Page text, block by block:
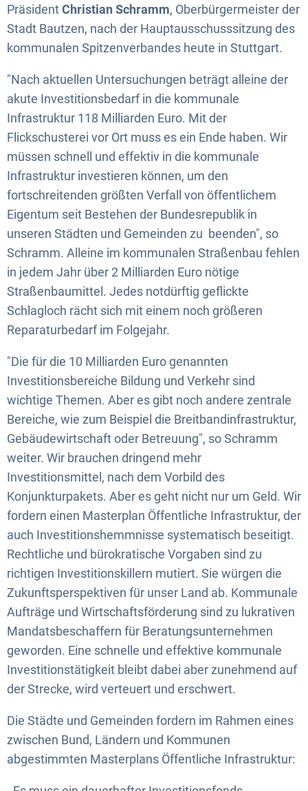
PräsidentChristian Schramm, Oberbürgermeister der
Stadt Bautzen, nach der Hauptausschusssitzung des
kommunalen Spitzenverbandes heute in Stuttgart.
"Nach aktuellen Untersuchungen beträgt alleine der
akute Investitionsbedarf in die kommunale
Infrastruktur 118 Milliarden Euro. Mit der
Flickschusterei vor Ort muss es ein Ende haben. Wir
müssen schnell und effektiv in die kommunale
Infrastruktur investieren können, um den
fortschreitenden größten Verfall von öffentlichem
Eigentum seit Bestehen der Bundesrepublik in
unseren Städten und Gemeinden zu beenden", so
Schramm. Alleine im kommunalen Straßenbau fehlen
in jedem Jahr über 2 Milliarden Euro nötige
Straßenbaumittel. Jedes notdürftig geflickte
Schlagloch rächt sich mit einem noch größeren
Reparaturbedarf im Folgejahr.
"Die für die 10 Milliarden Euro genannten
Investitionsbereiche Bildung und Verkehr sind
wichtige Themen. Aber es gibt noch andere zentrale
Bereiche, wie zum Beispiel die Breitbandinfrastruktur,
Gebäudewirtschaft oder Betreuung", so Schramm
weiter. Wir brauchen dringend mehr
Investitionsmittel, nach dem Vorbild des
Konjunkturpakets. Aber es geht nicht nur um Geld. Wir
fordern einen Masterplan Öffentliche Infrastruktur, der
auch Investitionshemmnisse systematisch beseitigt.
Rechtliche und bürokratische Vorgaben sind zu
richtigen Investitionskillern mutiert. Sie würgen die
Zukunftsperspektiven für unser Land ab. Kommunale
Aufträge und Wirtschaftsförderung sind zu lukrativen
Mandatsbeschaffern für Beratungsunternehmen
geworden. Eine schnelle und effektive kommunale
Investitionstätigkeit bleibt dabei aber zunehmend auf
der Strecke, wird verteuert und erschwert.
Die Städte und Gemeinden fordern im Rahmen eines
zwischen Bund, Ländern und Kommunen
abgestimmten Masterplans Öffentliche Infrastruktur: